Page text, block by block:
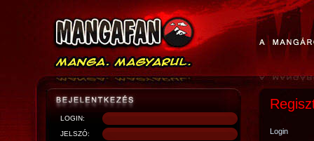
LOGIN:
JELSZÓ:
Login